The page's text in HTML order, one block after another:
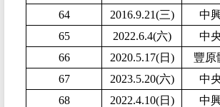
64
2016.9.21(三)
中
65
2022.6.4(六)
中
66
2020.5.17(日)
豐原
67
2023.5.20(六)
中
68
2022.4.10(日)
中